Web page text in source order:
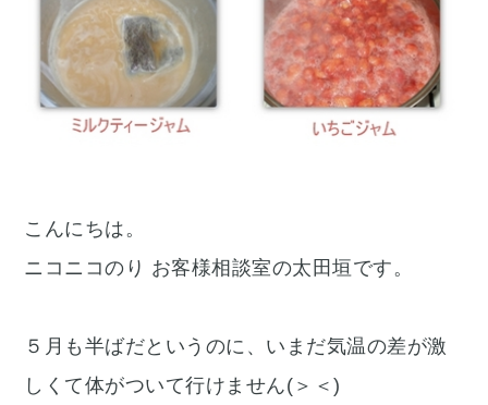
こんにちは。
ニコニコのり お客様相談室の太田垣です。
５月も半ばだというのに、いまだ気温の差が激
しくて体がついて行けません(＞＜)